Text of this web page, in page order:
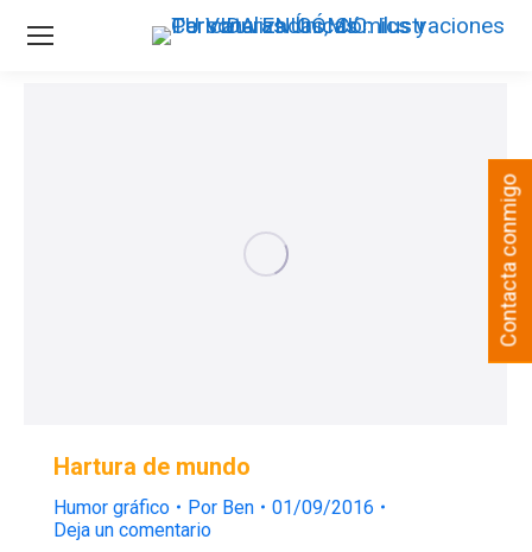
Hartura de mundo
Humor gráfico Por Ben
01/09/2016
Deja un comentario
Contacta conmigo